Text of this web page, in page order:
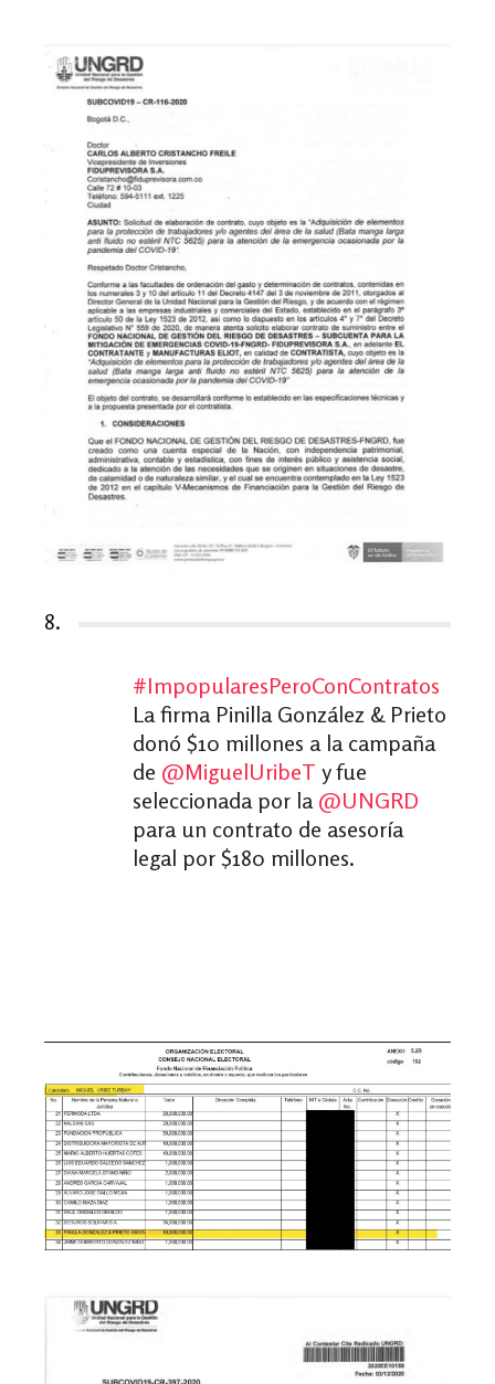
8.
#ImpopularesPeroConContratos
La firma Pinilla González & Prieto
donó $10 millones a la campaña
de @MiguelUribeT y fue
seleccionada por la @UNGRD
para un contrato de asesoría
legal por $180 millones.